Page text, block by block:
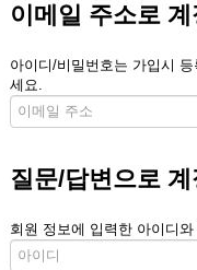
이메일 주소로 계
아이디/비밀번호는 가입시
세요.
질문/답변으로 계
회원 정보에 입력한 아이디